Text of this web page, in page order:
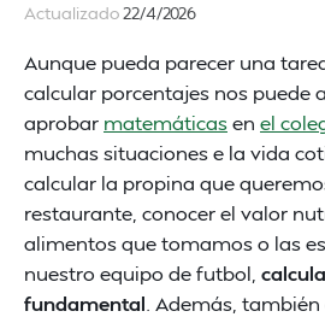
Actualizado22/4/2026
Aunque pueda parecer una
calcular porcentajes nos puede
aprobar matemáticasen el
muchas situaciones e la vida
calcular la propina que
restaurante, conocer el valor
alimentos que tomamos o las
nuestro equipo de futbol,
fundamental . Además,